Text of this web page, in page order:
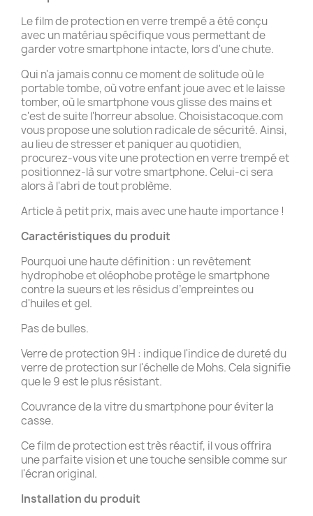
Le film de protection en verre trempé a été conçu
avec un matériau spécifique vous permettant de
garder votre smartphone intacte, lors d'une chute.
Qui n'a jamais connu ce moment de solitude où le
portable tombe, où votre enfant joue avec et le laisse
tomber, où le smartphone vous glisse des mains et
c'est de suite l'horreur absolue. Choisistacoque.com
vous propose une solution radicale de sécurité. Ainsi,
au lieu de stresser et paniquer au quotidien,
procurez-vous vite une protection en verre trempé et
positionnez-là sur votre smartphone. Celui-ci sera
alors à l'abri de tout problème.
Article à petit prix, mais avec une haute importance !
Caractéristiques du produit
Pourquoi une haute définition : un revêtement
hydrophobe et oléophobe protège le smartphone
contre la sueurs et les résidus d’empreintes ou
d'huiles et gel.
Pas de bulles.
Verre de protection 9H : indique l'indice de dureté du
verre de protection sur l'échelle de Mohs. Cela signifie
que le 9 est le plus résistant.
Couvrance de la vitre du smartphone pour éviter la
casse.
Ce film de protection est très réactif, il vous offrira
une parfaite vision et une touche sensible comme sur
l'écran original.
Installation du produit